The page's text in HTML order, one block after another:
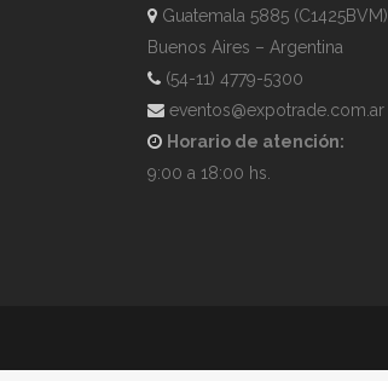
Guatemala 5885 (C1425BVM)
Buenos Aires – Argentina
(54-11) 4779-5300
eventos@expotrade.com.ar
Horario de atención:
9:00 a 18:00 hs.